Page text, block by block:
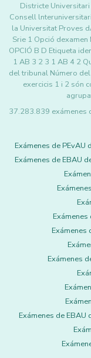
Districte
Consell
la Universitat Proves
Srie 1 Opció
OPCIÓ B D Etiqueta
1 AB 3 2 3 1 AB 4 2
del tribunal Número
exercicis 1 i 2 són
37.283.839 exámenes
Exámenes de PEvAU
Exámenes de EBAU
Exámenes
Exámenes
Exámenes
Exámenes de EBAU